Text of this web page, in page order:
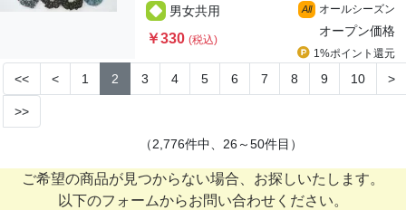
男女共用
All オールシーズン
￥330(税込)
オープン価格
1%ポイント 還元
<< < 1 2 3 4 5 6 7 8 9 10 >
>>
（2,776件中、26～50件目）
ご希望の商品が見つからない場合、お探しいたします。
以下のフォームからお問い合わせください。